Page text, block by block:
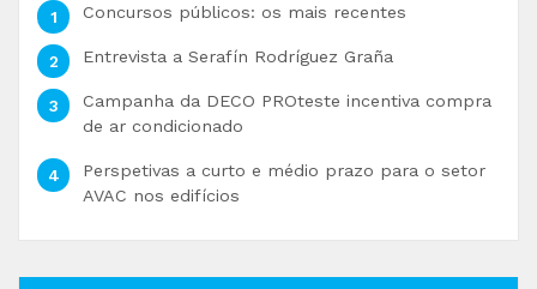
Concursos públicos: os mais recentes
Entrevista a Serafín Rodríguez Graña
Campanha da DECO PROteste incentiva compra
de ar condicionado
Perspetivas a curto e médio prazo para o setor
AVAC nos edifícios